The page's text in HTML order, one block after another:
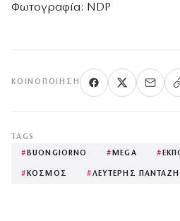
Φωτογραφία: NDP
ΚΟΙΝΟΠΟΊΗΣΗ
TAGS
# BUONGIORNO # MEGA #
# ΚΟΣΜΟΣ #ΛΕΥΤΕΡΗΣ